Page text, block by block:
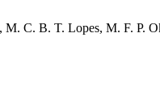
M. C. B. T. Lopes, M. F.